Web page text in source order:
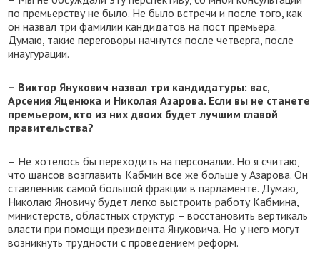
по премьерству не было. Не было встречи и после того, как
он назвал три фамилии кандидатов на пост премьера.
Думаю, такие переговоры начнутся после четверга, после
инаугурации.
– Виктор Янукович назвал три кандидатуры: вас,
Арсения Яценюка и Николая Азарова. Если вы не станете
премьером, кто из них двоих будет лучшим главой
правительства?
– Не хотелось бы переходить на персоналии. Но я считаю,
что шансов возглавить Кабмин все же больше у Азарова. Он
ставленник самой большой фракции в парламенте. Думаю,
Николаю Яновичу будет легко выстроить работу Кабмина,
министерств, областных структур – восстановить вертикаль
власти при помощи президента Януковича. Но у него могут
возникнуть трудности с проведением реформ.